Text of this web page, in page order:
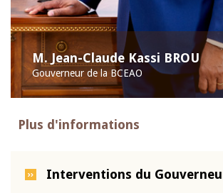
M. Jean-Claude Kassi BROU
Gouverneur de la BCEAO
Plus d'informations
Interventions du